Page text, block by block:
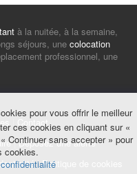
à la nuitée, à la semaine,
séjours, une colocation
professionnel, une
Contact
|Déposez une alerte
|Politique de cookies
pour vous offrir le meilleur
ces cookies en cliquant sur «
Continuer sans accepter » pour
cookies.